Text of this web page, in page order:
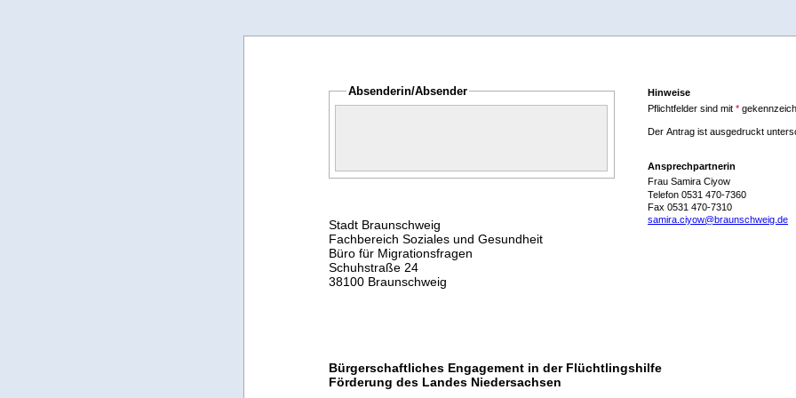
Absenderin/Absender
Hinweise
Pflichtfelder sind mit*
Der Antrag ist ausgedruckt
Ansprechpartnerin
Frau Samira Ciyow
Telefon 0531 470-7360
Fax 0531 470-7310
samira.ciyow@braunschweig.de
Stadt Braunschweig
Fachbereich Soziales und Gesundheit
Büro für Migrationsfragen
Schuhstraße 24
38100 Braunschweig
Bürgerschaftliches Engagement in der Flüchtlingshilfe
Förderung des Landes Niedersachsen